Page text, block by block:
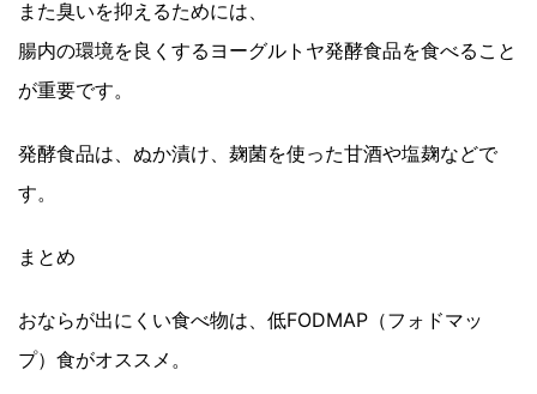
また臭いを抑えるためには、
腸内の環境を良くするヨーグルトヤ発酵食品を食べること
が重要です。
発酵食品は、ぬか漬け、麹菌を使った甘酒や塩麹などで
す。
まとめ
おならが出にくい食べ物は、低FODMAP（フォドマッ
プ）食がオススメ。